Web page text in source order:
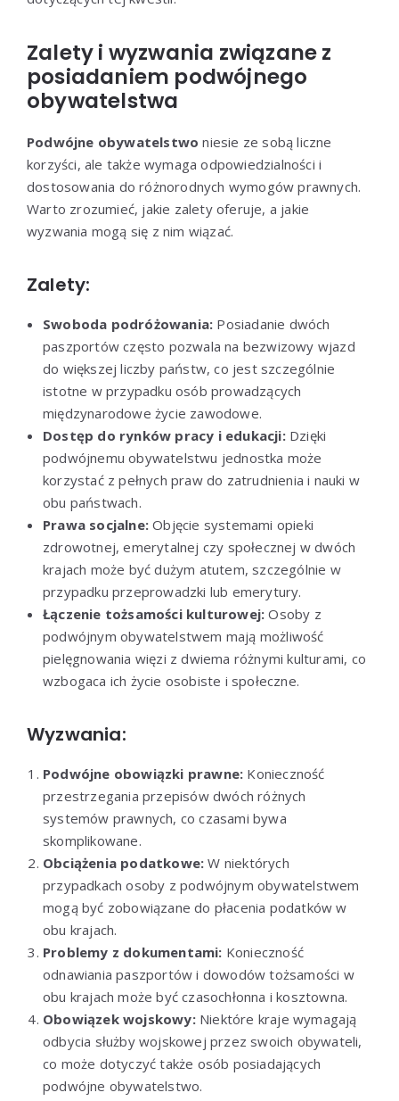
Zalety i wyzwania związane z
posiadaniem podwójnego
obywatelstwa
Podwójne obywatelstwo niesie ze sobą liczne
korzyści, ale także wymaga odpowiedzialności i
dostosowania do różnorodnych wymogów prawnych.
Warto zrozumieć, jakie zalety oferuje, a jakie
wyzwania mogą się z nim wiązać.
Zalety:
Swoboda podróżowania: Posiadanie dwóch
paszportów często pozwala na bezwizowy wjazd
do większej liczby państw, co jest szczególnie
istotne w przypadku osób prowadzących
międzynarodowe życie zawodowe.
Dostęp do rynków pracy i edukacji:Dzięki
podwójnemu obywatelstwu jednostka może
korzystać z pełnych praw do zatrudnienia i nauki w
obu państwach.
Prawa socjalne: Objęcie systemami opieki
zdrowotnej, emerytalnej czy społecznej w dwóch
krajach może być dużym atutem, szczególnie w
przypadku przeprowadzki lub emerytury.
Łączenie tożsamości kulturowej: Osoby z
podwójnym obywatelstwem mają możliwość
pielęgnowania więzi z dwiema różnymi kulturami, co
wzbogaca ich życie osobiste i społeczne.
Wyzwania:
Podwójne obowiązki prawne: Konieczność
przestrzegania przepisów dwóch różnych
systemów prawnych, co czasami bywa
skomplikowane.
Obciążenia podatkowe: W niektórych
przypadkach osoby z podwójnym obywatelstwem
mogą być zobowiązane do płacenia podatków w
obu krajach.
Problemy z dokumentami: Konieczność
odnawiania paszportów i dowodów tożsamości w
obu krajach może być czasochłonna i kosztowna.
Obowiązek wojskowy:Niektóre kraje wymagają
odbycia służby wojskowej przez swoich obywateli,
co może dotyczyć także osób posiadających
podwójne obywatelstwo.